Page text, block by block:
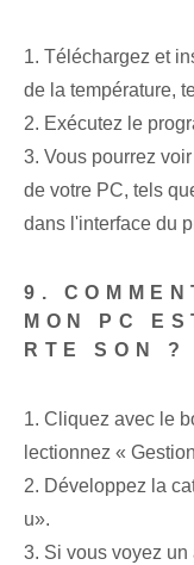
1. Téléchargez et
de la température,
2. Exécutez le
3. Vous pourrez
de votre PC, tels
dans l'interface du
9.
MON PC
RTE SON ?
1. Cliquez avec le
lectionnez «
2. Développez la
u».
3. Si vous voyez